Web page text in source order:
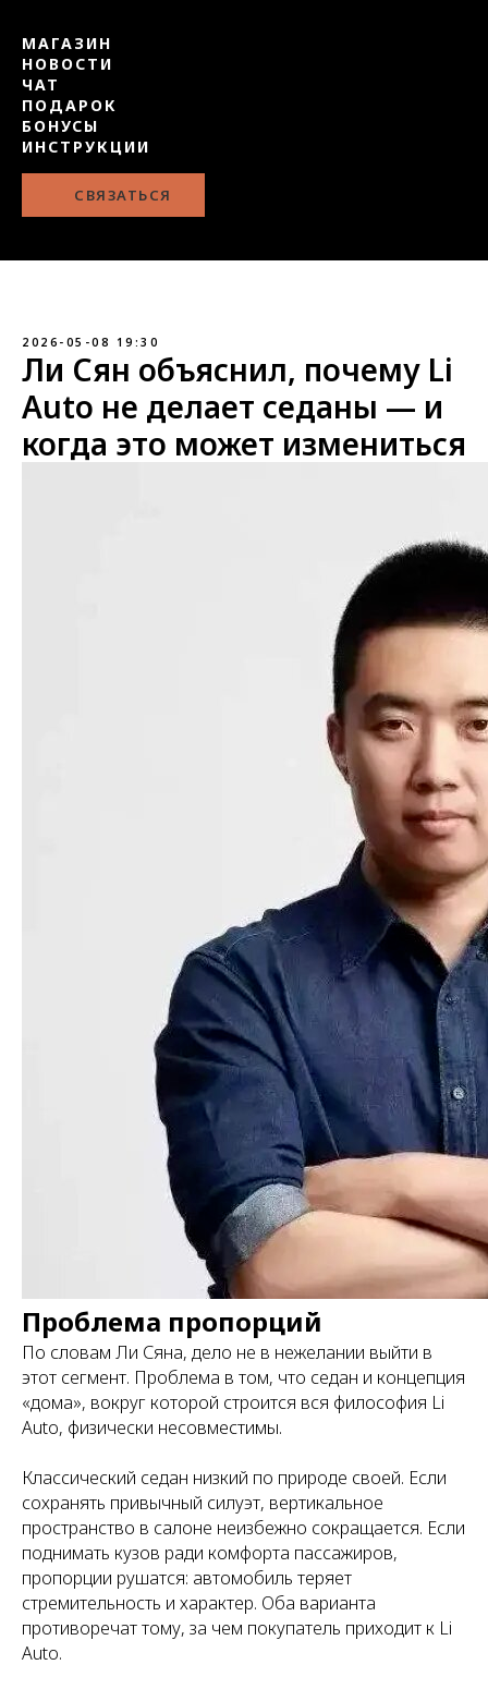
МАГАЗИН
НОВОСТИ
ЧАТ
ПОДАРОК
БОНУСЫ
ИНСТРУКЦИИ
СВЯЗАТЬСЯ
2026-05-08 19:30
Ли Сян объяснил, почему Li
Auto не делает седаны — и
когда это может измениться
Проблема пропорций
По словам Ли Сяна, дело не в нежелании выйти в
этот сегмент. Проблема в том, что седан и концепция
«дома», вокруг которой строится вся философия Li
Auto, физически несовместимы.
Классический седан низкий по природе своей. Если
сохранять привычный силуэт, вертикальное
пространство в салоне неизбежно сокращается. Если
поднимать кузов ради комфорта пассажиров,
пропорции рушатся: автомобиль теряет
стремительность и характер. Оба варианта
противоречат тому, за чем покупатель приходит к Li
Auto.